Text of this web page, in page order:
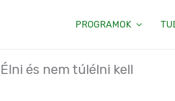
PROGRAMOK
és nem túlélni kell